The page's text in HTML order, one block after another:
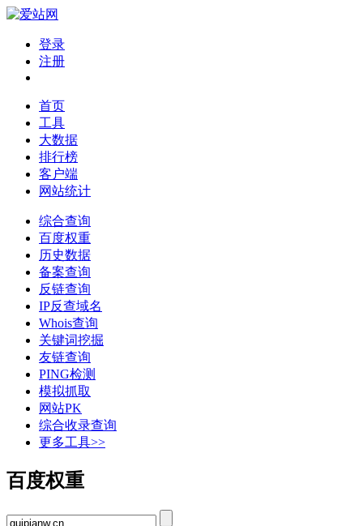
登录
注册
首页
工具
大数据
排行榜
客户端
网站统计
综合查询
百度权重
历史数据
备案查询
反链查询
IP反查域名
Whois查询
关键词挖掘
友链查询
PING检测
模拟抓取
网站PK
综合收录查询
更多工具>>
百度权重